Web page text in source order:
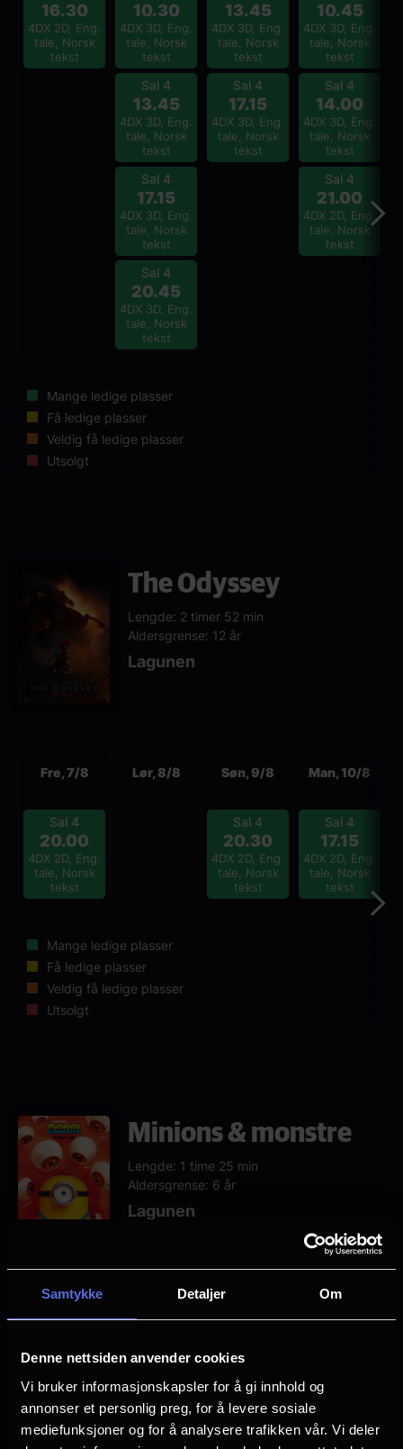
Samtykke Detaljer Om
Denne nettsiden anvender cookies
Vi bruker informasjonskapsler for å gi innhold og
annonser et personlig preg, for å levere sosiale
mediefunksjoner og for å analysere trafikken vår. Vi deler
16.30
4DX 2D, Eng.
tale, Norsk
tekst
10.30
4DX 3D, Eng.
tale, Norsk
tekst
Sal 4
13.45
4DX 3D, Eng.
tale, Norsk
tekst
Sal 4
17.15
4DX 3D, Eng.
tale, Norsk
tekst
Sal 4
20.45
4DX 3D, Eng.
tale, Norsk
tekst
13.45
4DX 3D, Eng.
tale, Norsk
tekst
Sal 4
17.15
4DX 3D, Eng.
tale, Norsk
tekst
10.45
4DX 3D, Eng.
tale, Norsk
tekst
Sal 4
14.00
4DX 3D, Eng.
tale, Norsk
tekst
Sal 4
21.00
4DX 2D, Eng.
tale, Norsk
tekst
Mange ledige plasser
Få ledige plasser
Veldig få ledige plasser
Utsolgt
The Odyssey
Lengde: 2 timer 52 min
Aldersgrense: 12 år
Lagunen
Fre, 7/8
Sal 4
20.00
4DX 2D, Eng.
tale, Norsk
tekst
Lør, 8/8 Søn, 9/8
Sal 4
20.30
4DX 2D, Eng.
tale, Norsk
tekst
Man, 10/8
Sal 4
17.15
4DX 2D, Eng.
tale, Norsk
tekst
Mange ledige plasser
Få ledige plasser
Veldig få ledige plasser
Utsolgt
Minions & monstre
Lengde: 1 time 25 min
Aldersgrense: 6 år
Lagunen
Fre, 7/8 Lør, 8/8 Søn, 9/8
11.00
4DX 2D,
Norsk tale,
Norsk tekst,
Man, 10/8